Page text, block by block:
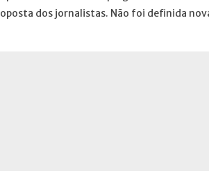
dos jornalistas. Não foi definida